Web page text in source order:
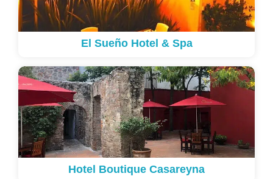
El Sueño Hotel & Spa
Hotel Boutique Casareyna